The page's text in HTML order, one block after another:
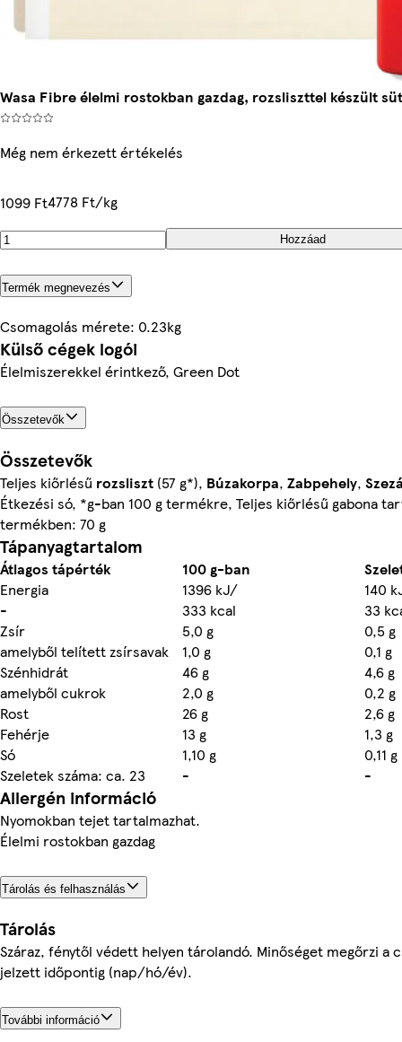
Wasa Fibre élelmi rostokban gazdag, rozsliszttel készült
Még nem érkezett értékelés
1099 Ft4778 Ft/kg
Hozzáad
Termék megnevezés
Csomagolás mérete: 0.23kg
Külső cégek logói
Élelmiszerekkel érintkező, Green Dot
Összetevők
Összetevők
Teljes kiőrlésű rozsliszt (57 g*), Búzakorpa, Zabpehely,
Étkezési só, *g-ban 100 g termékre, Teljes kiőrlésű gabona
termékben: 70 g
Tápanyagtartalom
Átlagos tápérték 100 g-ban
Energia
1396 kJ/
140
-
333 kcal
33
Zsír
5,0 g
0,5 g
amelyből telített zsírsavak
1,0 g
0,1 g
Szénhidrát
46 g
4,6 g
amelyből cukrok
2,0 g
0,2 g
Rost
26 g
2,6 g
Fehérje
13 g
1,3 g
Só
1,10 g
0,11 g
Szeletek száma: ca. 23
- -
Allergén információ
Nyomokban tejet tartalmazhat.
Élelmi rostokban gazdag
Tárolás és felhasználás
Tárolás
Száraz, fénytől védett helyen tárolandó. Minőséget megőrzi a
jelzett időpontig (nap/hó/év).
További információ